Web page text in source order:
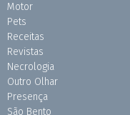
Motor
Pets
Receitas
Revistas
Necrologia
Outro Olhar
Presença
São Bento